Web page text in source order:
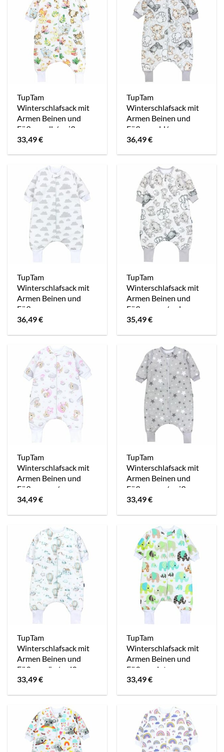
TupTam
Winterschlafsack mit
Armen Beinen und
Füßen gelb/weiß
33,49€
TupTam
Winterschlafsack mit
Armen Beinen und
Füßen gold/grau
36,49€
TupTam
Winterschlafsack mit
Armen Beinen und
Füßen grau
36,49€
TupTam
Winterschlafsack mit
Armen Beinen und
Füßen grau/melange
35,49€
TupTam
Winterschlafsack mit
Armen Beinen und
Füßen grau/rosa
34,49€
TupTam
Winterschlafsack mit
Armen Beinen und
Füßen grau/weiß
33,49€
TupTam
Winterschlafsack mit
Armen Beinen und
Füßen grün/weiß
33,49€
TupTam
Winterschlafsack mit
Armen Beinen und
Füßen mint
33,49€